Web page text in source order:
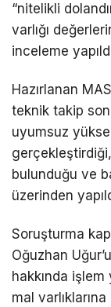
“nitelikli
varlığı
inceleme
Hazırlanan
teknik takip
uyumsuz
bulunduğu ve
üzerinden
Soruşturma
Oğuzhan Uğur
hakkında işlem
mal